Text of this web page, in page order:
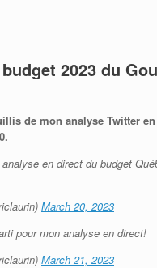
2023 du
de mon analyse Twitter
en direct du budget
March 20, 2023
pour mon analyse en direct!
March 21, 2023